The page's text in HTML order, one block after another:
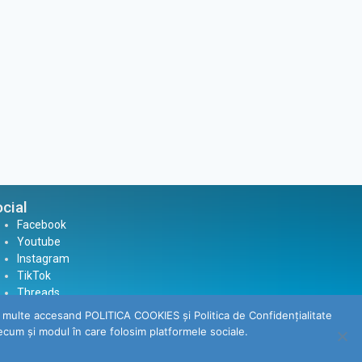
Facebook
Youtube
Instagram
TikTok
Threads
accesand POLITICA COOKIES și Politica de Confidenţialitate
şi modul în care folosim platformele sociale.